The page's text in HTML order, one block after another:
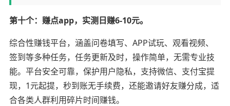
第十个：赚点app，实测日赚6-10元。
综合性赚钱平台，涵盖问卷填写、APP试玩、观看视频、
签到等多种任务，任务更新及时，操作简单，无需专业技
能。平台安全可靠，保护用户隐私，支持微信、支付宝提
现，1元起提，秒到账无手续费，还能邀请好友赚分成，适
合各类人群利用碎片时间赚钱。